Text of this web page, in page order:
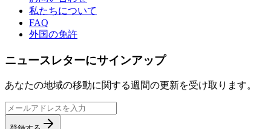
私たちについて
FAQ
外国の免許
ニュースレターにサインアップ
あなたの地域の移動に関する週間の更新を受け取ります。